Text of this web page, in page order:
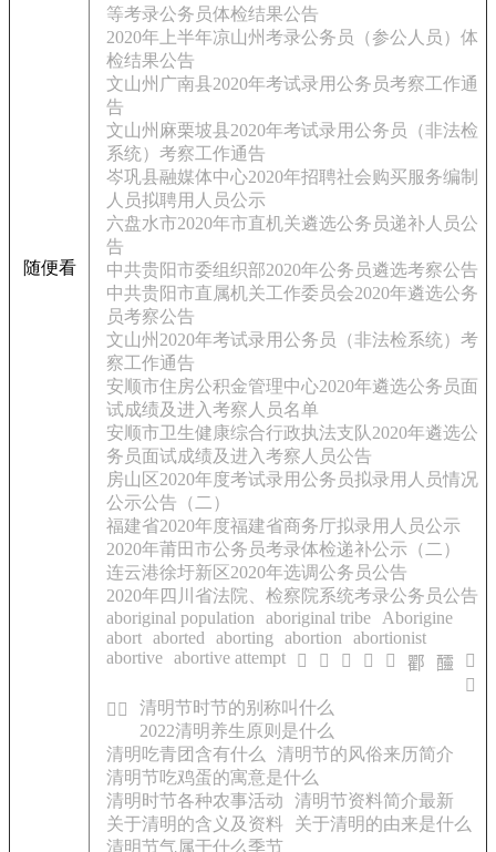
随便看
等考录公务员体检结果公告
2020年上半年凉山州考录公务员（参公人员）体
检结果公告
文山州广南县2020年考试录用公务员考察工作通
告
文山州麻栗坡县2020年考试录用公务员（非法检
系统）考察工作通告
岑巩县融媒体中心2020年招聘社会购买服务编制
人员拟聘用人员公示
六盘水市2020年市直机关遴选公务员递补人员公
告
中共贵阳市委组织部2020年公务员遴选考察公告
中共贵阳市直属机关工作委员会2020年遴选公务
员考察公告
文山州2020年考试录用公务员（非法检系统）考
察工作通告
安顺市住房公积金管理中心2020年遴选公务员面
试成绩及进入考察人员名单
安顺市卫生健康综合行政执法支队2020年遴选公
务员面试成绩及进入考察人员公告
房山区2020年度考试录用公务员拟录用人员情况
公示公告（二）
福建省2020年度福建省商务厅拟录用人员公示
2020年莆田市公务员考录体检递补公示（二）
连云港徐圩新区2020年选调公务员公告
2020年四川省法院、检察院系统考录公务员公告
aboriginal population
aboriginal tribe
Aborigine
abort aborted aborting abortion
abortionist
abortive abortive attempt 𨎪 𨓈 𨔹 𨙻 𨚗 𨟠 𨤍
𨱕
𩃎
𩃎霈
清明节时节的别称叫什么
2022清明养生原则是什么
清明吃青团含有什么
清明节的风俗来历简介
清明节吃鸡蛋的寓意是什么
清明时节各种农事活动
清明节资料简介最新
关于清明的含义及资料
关于清明的由来是什么
清明节气属于什么季节